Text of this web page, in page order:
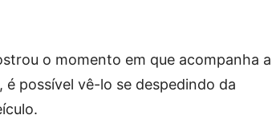
o momento em que acompanha a
possível vê-lo se despedindo da